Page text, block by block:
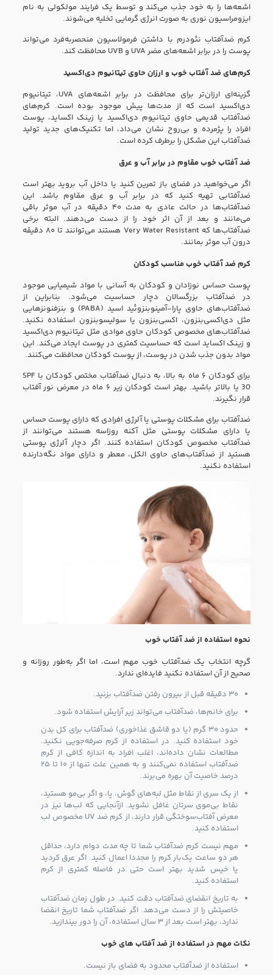
اشعه‌ها را به خود جذب می‌کند و توسط یک فرایند مولکولی به نام
ایزومراسیون نوری به صورت انرژی گرمایی تخلیه می‌شوند.
کرم ضدآفتاب نئودرم با داشتن فرمولاسیون منحصربه‌فرد می‌تواند
پوست را در برابر اشعه‌های مضر UVA و UVB محافظت کند.
کرم‌های ضد آفتاب خوب و ارزان حاوی تیتانیوم دی‌اکسید
گزینه‌ای ارزان‌تر برای محافظت در برابر اشعه‌های UVA،‌ تیتانیوم
دی‌اکسید است که از مدت‌ها پیش موجود بوده است. کرم‌های
ضدآفتاب قدیمی حاوی تیتانیوم دی‌اکسید یا زینک اکساید،‌ پوست
افراد را پژمرده و بی‌روح نشان می‌داد، اما تکنیک‌های جدید تولید
ضدآفتاب این مشکل را برطرف کرده است.
ضد آفتاب‌ خوب مقاوم در برابر آب و عرق
اگر می‌خواهید در فضای باز تمرین کنید یا داخل آب بروید بهتر است
ضدآفتابی تهیه کنید که در برابر آب و عرق مقاوم باشد. این
ضدآفتاب‌ها در حالت عادی به مدت ۴۰ دقیقه در آب موثر باقی
می‌مانند و بعد از آن اثر خود را از دست می‌دهند. البته برخی
ضدآفتاب‌ها که Very Water Resistant هستند می‌توانند تا ۸۰ دقیقه
درون آب موثر بمانند.
کرم ضد آفتاب خوب مناسب کودکان
پوست حساس نوزادان و کودکان به آسانی با مواد شیمیایی موجود
در ضدآفتاب بزرگسالان دچار حساسیت می‌شود. بنابراین از
ضدآفتاب‌های حاوی پارا-آمینوبنزوئید اسید (PABA) و بنزفنونزهایی
مثل دی‌اکسی‌بنزون، اکسی‌بنزون یا سولیسوبنزون استفاده نکنید.
ضدآفتاب‌های مخصوص کودکان حاوی موادی مثل تیتانیوم دی‌اکسید
و زینک اکساید است که حساسیت کمتری در پوست ایجاد می‌کند. این
مواد بدون جذب شدن در پوست،‌ از پوست کودکان محافظت می‌کنند.
برای کودکان ۶ ماه به بالا،‌ به دنبال ضدآفتاب مختص کودکان با SPF
30 یا بالاتر باشید. بهتر است کودکان زیر ۶ ماه در معرض نور آفتاب
قرار نگیرند.
ضدآفتاب برای مشکلات پوستی یا آلرژی افرادی که دارای پوست حساس
یا دارای مشکلات پوستی مثل آکنه روزاسه هستند می‌توانند از
ضدآفتاب مخصوص کودکان استفاده کنند. اگر دچار آلرژی پوستی
هستید از ضدآفتاب‌های حاوی الکل،‌ معطر و دارای مواد نگه‌دارنده
استفاده نکنید.
نحوه استفاده از ضد آفتاب خوب
گرچه انتخاب یک ضدآفتاب خوب مهم است،‌ اما اگر به‌طور روزانه و
صحیح از آن استفاده نکنید فایده‌ای ندارد.
۳۰ دقیقه قبل از بیرون رفتن ضدآفتاب بزنید.
برای خانم‌ها، ضدآفتاب می‌تواند زیر آرایش استفاده شود.
حدود ۳۰ گرم (یا دو قاشق غذاخوری) ضدآفتاب برای کل بدن
خود استفاده کنید. در استفاده از کرم صرفه‌جویی نکنید.
مطالعات نشان داده‌اند، اغلب افراد به اندازه کافی از کرم
ضدآفتاب استفاده نمی‌کنند و به همین علت تنها از ۱۰ تا ۲۵
درصد خاصیت آن بهره می‌برند.
از یک سری از نقاط مثل لبه‌های گوش، پا، و اگر بی‌مو هستید،
نقاط بی‌موی سرتان غافل نشوید. ازآنجایی که لب‌ها نیز در
معرض آفتاب‌سوختگی قرار دارند، از کرم ضد UV مخصوص لب
استفاده کنید.
مهم نیست کرم ضدآفتاب شما تا چه مدت دوام دارد، حداقل
هر دو ساعت یک‌بار کرم را مجددا اعمال کنید. اگر عرق کردید
یا خیس شدید بهتر است حتی در فاصله کمتری از کرم
استفاده کنید.
به تاریخ انقضای ضدآفتاب دقت کنید. در طول زمان ضدآفتاب
خاصیتش را از دست می‌دهد. اگر ضدآفتاب شما تاریخ انقضا
ندارد، بهتر است بعد از ۳ سال استفاده، آن را دور بیندازید.
نکات مهم در استفاده از ضد آفتاب‌ های خوب
استفاده از ضدآفتاب محدود به فضای باز نیست.